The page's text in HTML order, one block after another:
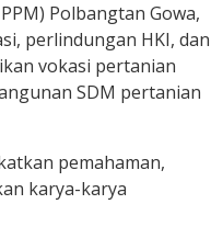
Polbangtan Gowa,
perlindungan HKI, dan
vokasi pertanian
SDM pertanian
pemahaman,
karya-karya